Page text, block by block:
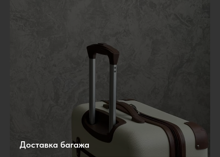
Доставка багажа